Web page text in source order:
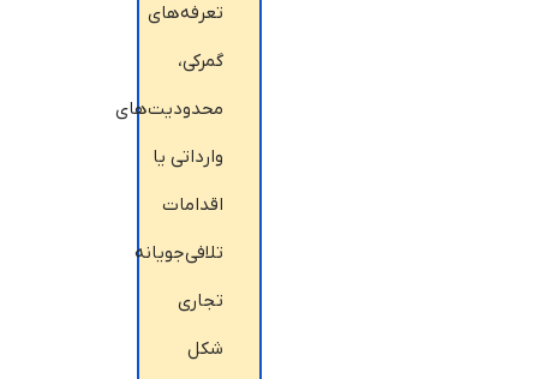
تعرفه‌های
گمرکی،
محدودیت‌های
وارداتی یا
اقدامات
تلافی‌جویانه
تجاری
شکل